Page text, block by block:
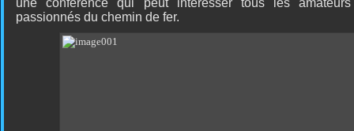
une conférence qui peut intéresser tous les
passionnés du chemin de fer.